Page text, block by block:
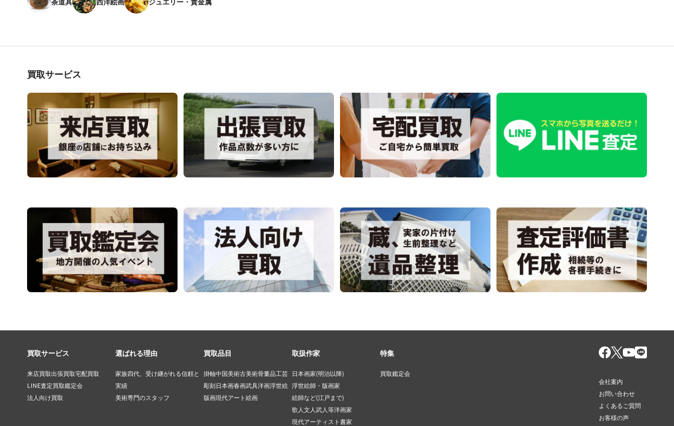
買取サービス
買取サービス
来店買取出張買取宅配買取
LINE査定買取鑑定会
法人向け買取
選ばれる理由
家族四代、受け継がれる信頼と
実績
美術専門のスタッフ
買取品目
掛軸中国美術古美術骨董品工芸
彫刻日本画春画武具洋画浮世絵
版画現代アート絵画
取扱作家
日本画家(明治以降)
浮世絵師・版画家
絵師など(江戸まで)
歌人文人武人等洋画家
現代アーティスト書家
特集
買取鑑定会
会社案内
お問い合わせ
よくあるご質問
お客様の声